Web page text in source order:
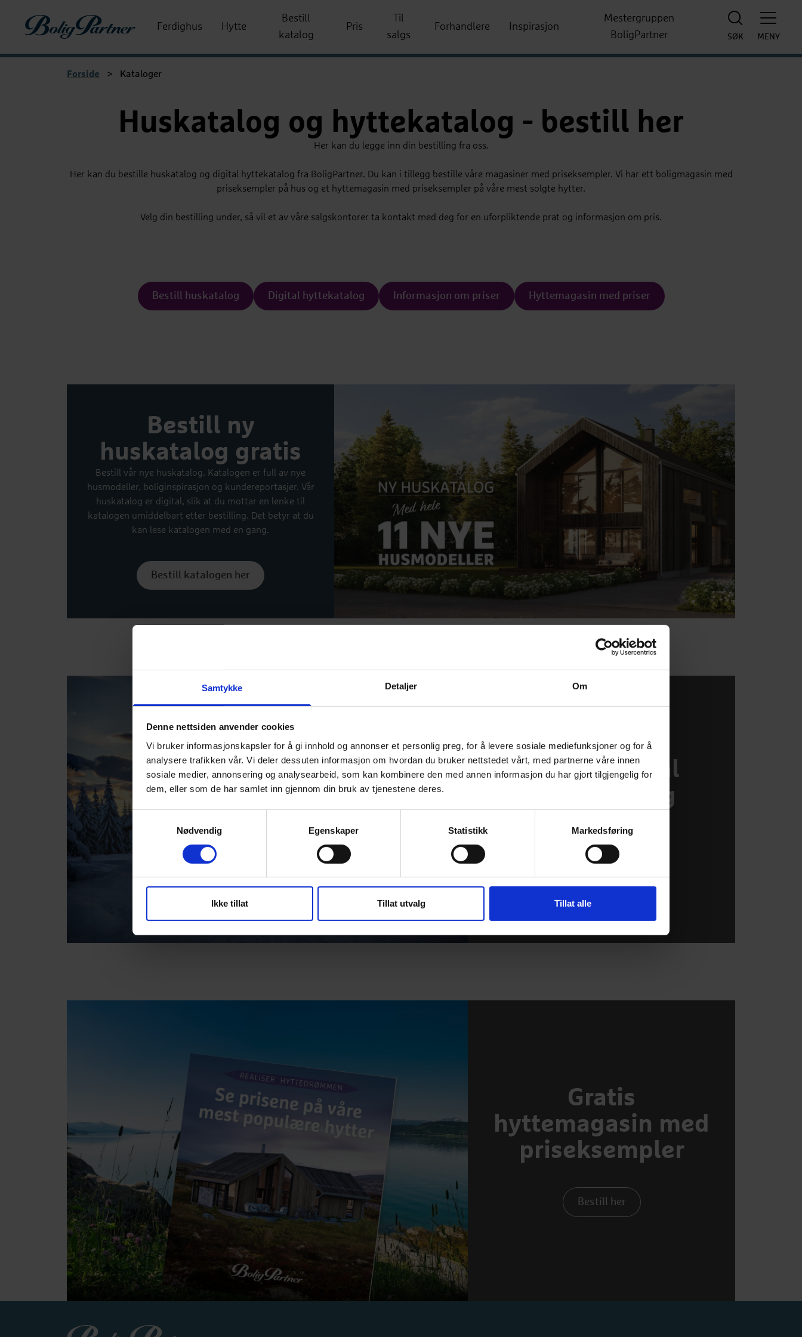
Samtykke Detaljer Om
Denne nettsiden anvender cookies
Vi bruker informasjonskapsler for å gi innhold og annonser et personlig preg, for å levere sosiale mediefunksjoner og for å
analysere trafikken vår. Vi deler dessuten informasjon om hvordan du bruker nettstedet vårt, med partnerne våre innen
sosiale medier, annonsering og analysearbeid, som kan kombinere den med annen informasjon du har gjort tilgjengelig for
dem, eller som de har samlet inn gjennom din bruk av tjenestene deres.
Nødvendig
Egenskaper Statistikk Markedsføring
Ikke tillat Tillat utvalg Tillat alle
Boligpartner Ferdighus Hytte
Bestill
katalog
Pris
Til
salgs
Forhandlere Inspirasjon
Mestergruppen
BoligPartner
SØK MENY
Forside > Kataloger
Huskatalog og hyttekatalog - bestill her
Her kan du legge inn din bestilling fra oss.
Her kan du bestille huskatalog og digital hyttekatalog fra BoligPartner. Du kan i tillegg bestille våre magasiner med priseksempler. Vi har ett boligmagasin med
priseksempler på hus og et hyttemagasin med priseksempler på våre mest solgte hytter.
Velg din bestilling under, så vil et av våre salgskontorer ta kontakt med deg for en uforpliktende prat og informasjon om pris.
Bestill huskatalog Digital hyttekatalog Informasjon om priser Hyttemagasin med priser
Bestill ny
huskatalog gratis
Bestill vår nye huskatalog. Katalogen er full av nye
husmodeller, boliginspirasjon og kundereportasjer. Vår
huskatalog er digital, slik at du mottar en lenke til
katalogen umiddelbart etter bestilling. Det betyr at du
kan lese katalogen med en gang.
Bestill katalogen her
Gratis, digital
hyttekatalog
Bestill her
Gratis
hyttemagasin med
priseksempler
Bestill her
Boligpartner